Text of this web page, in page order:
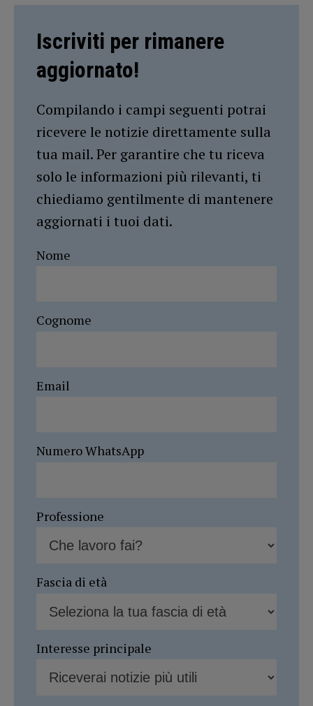
Iscriviti per rimanere
aggiornato!
Compilando i campi seguenti potrai
ricevere le notizie direttamente sulla
tua mail. Per garantire che tu riceva
solo le informazioni più rilevanti, ti
chiediamo gentilmente di mantenere
aggiornati i tuoi dati.
Nome
Cognome
Email
Numero WhatsApp
Professione
Fascia di età
Interesse principale